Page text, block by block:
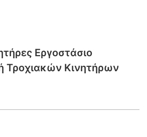
Εργοστάσιο
Τροχιακών Κινητήρων